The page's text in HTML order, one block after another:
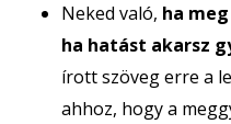
Neked való, ha
ha hatást akarsz
írott szöveg erre a
ahhoz, hogy a